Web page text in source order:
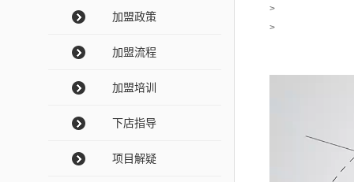
加盟政策
加盟流程
加盟培训
下店指导
项目解疑
>
>